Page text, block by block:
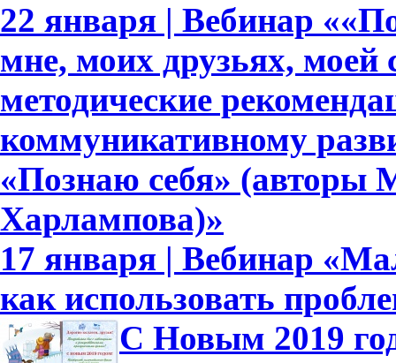
22 января | Вебинар
мне, моих друзьях, моей
методические
коммуникативному
«Познаю себя» (авторы
Харлампова)»
17 января | Вебинар
как использовать
С Новым 2019